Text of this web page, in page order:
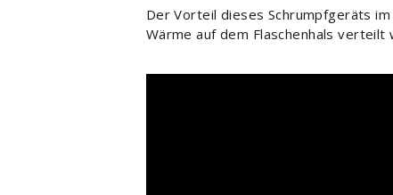
Der Vorteil dieses Schrumpfgeräts
Wärme auf dem Flaschenhals